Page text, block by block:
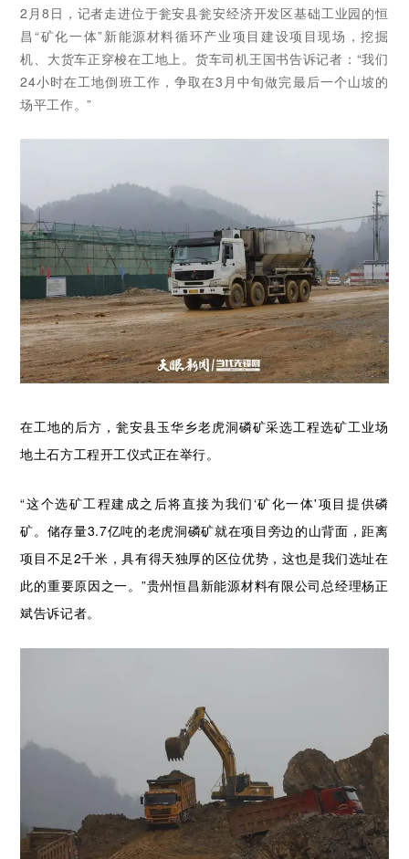
2月8日，记者走进位于瓮安县瓮安经济开发区基础工业园的恒
昌“矿化一体”新能源材料循环产业项目建设项目现场，挖掘
机、大货车正穿梭在工地上。货车司机王国书告诉记者：“我们
24小时在工地倒班工作，争取在3月中旬做完最后一个山坡的
场平工作。”
在工地的后方，瓮安县玉华乡老虎洞磷矿采选工程选矿工业场
地土石方工程开工仪式正在举行。
“这个选矿工程建成之后将直接为我们‘矿化一体'项目提供磷
矿。储存量3.7亿吨的老虎洞磷矿就在项目旁边的山背面，距离
项目不足2千米，具有得天独厚的区位优势，这也是我们选址在
此的重要原因之一。”贵州恒昌新能源材料有限公司总经理杨正
斌告诉记者。